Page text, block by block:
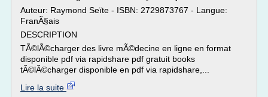
Auteur: Raymond Seïte - ISBN: 2729873767 - Langue:
FranÃ§ais
DESCRIPTION
TÃ©lÃ©charger des livre mÃ©decine en ligne en format
disponible pdf via rapidshare pdf gratuit books
tÃ©lÃ©charger disponible en pdf via rapidshare,...
Lire la suite